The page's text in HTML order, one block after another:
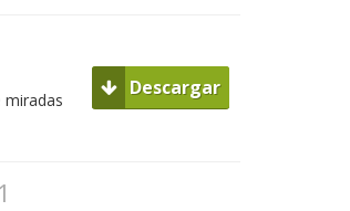
miradas
Descargar